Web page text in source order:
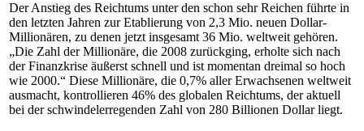
Der Anstieg des Reichtums unter den schon sehr Reichen führte in
den letzten Jahren zur Etablierung von 2,3 Mio. neuen Dollar-
Millionären, zu denen jetzt insgesamt 36 Mio. weltweit gehören.
„Die Zahl der Millionäre, die 2008 zurückging, erholte sich nach
der Finanzkrise äußerst schnell und ist momentan dreimal so hoch
wie 2000.“ Diese Millionäre, die 0,7% aller Erwachsenen weltweit
ausmacht, kontrollieren 46% des globalen Reichtums, der aktuell
bei der schwindelerregenden Zahl von 280 Billionen Dollar liegt.